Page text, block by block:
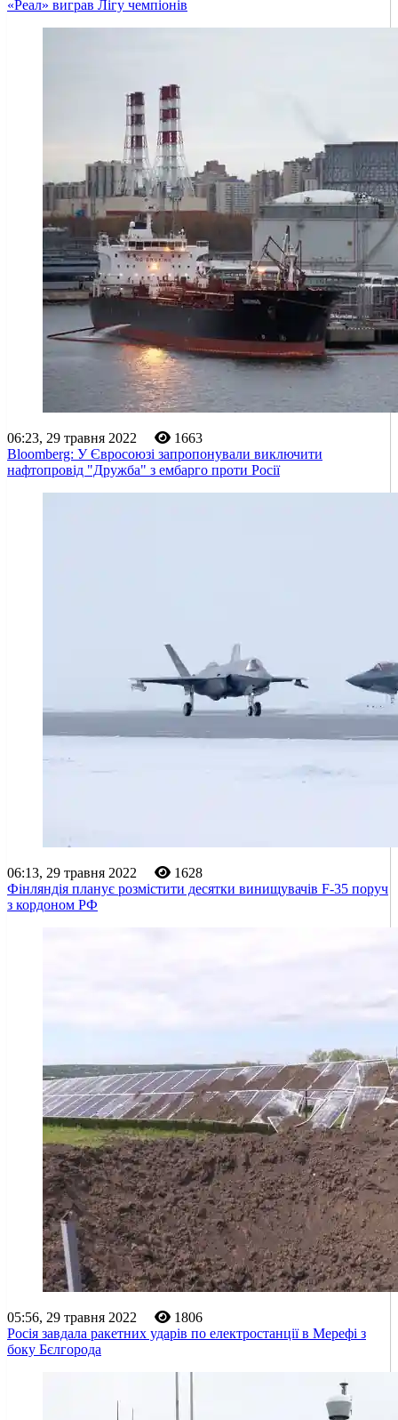
«Реал» виграв Лігу чемпіонів
06:23, 29 травня 2022
1663
Bloomberg: У Євросоюзі запропонували виключити
нафтопровід "Дружба" з ембарго проти Росії
06:13, 29 травня 2022
1628
Фінляндія планує розмістити десятки винищувачів F-35 поруч
з кордоном РФ
05:56, 29 травня 2022
1806
Росія завдала ракетних ударів по електростанції в Мерефі з
боку Бєлгорода